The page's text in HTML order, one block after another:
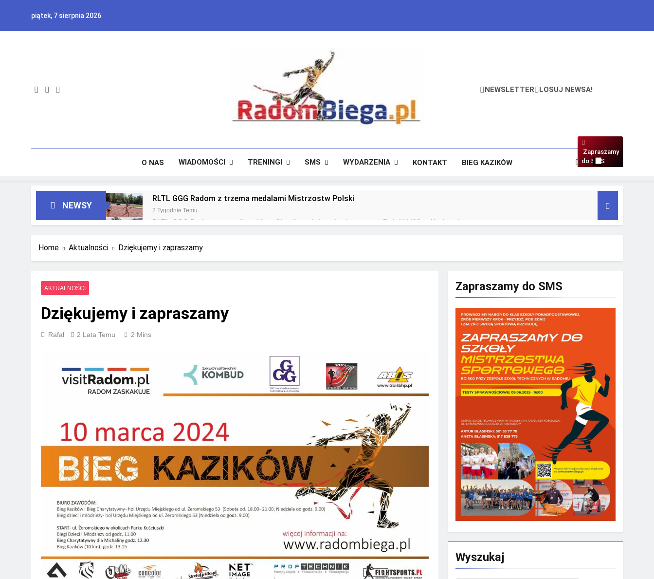
piątek, 7 sierpnia 2026
RadomBiega.pl
NEWSLETTER LOSUJ NEWSA!
Zapraszamy
do SMS
O NAS WIADOMOŚCI TRENINGI SMS WYDARZENIA KONTAKT BIEG KAZIKÓW
NEWSY
RLTL GGG Radom z trzema medalami Mistrzostw Polski
2 Tygodnie Temu
RLTL GGG Radom na podium klasyfikacji medalowej mistrzostw Polski U23 w Krakowie
Home Aktualności Dziękujemy i zapraszamy
AKTUALNOŚCI
Dziękujemy i zapraszamy
Rafal 2 Lata Temu 2 Mins
Zapraszamy do SMS
Wyszukaj